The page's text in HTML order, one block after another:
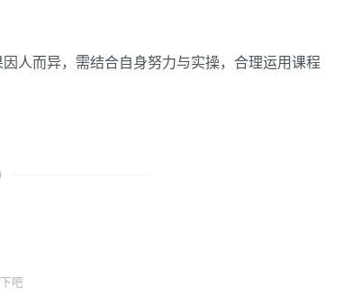
人而异，需结合自身努力与实操，合理运用课程
吧